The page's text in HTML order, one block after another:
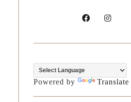
Powered by Translate